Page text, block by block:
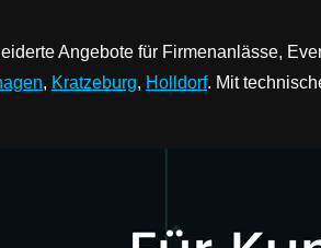
Angebote für Firmenanlässe,
, Kratzeburg, Holldorf. Mit